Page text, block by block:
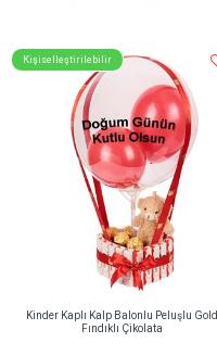
Kişiselleştirilebilir
Kinder Kaplı Kalp Balonlu Peluşlu Gold
Fındıklı Çikolata